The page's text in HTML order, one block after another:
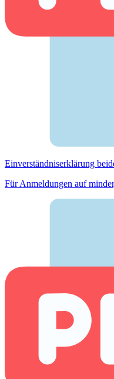
Einverständnis­erklärung
Für Anmeldungen auf